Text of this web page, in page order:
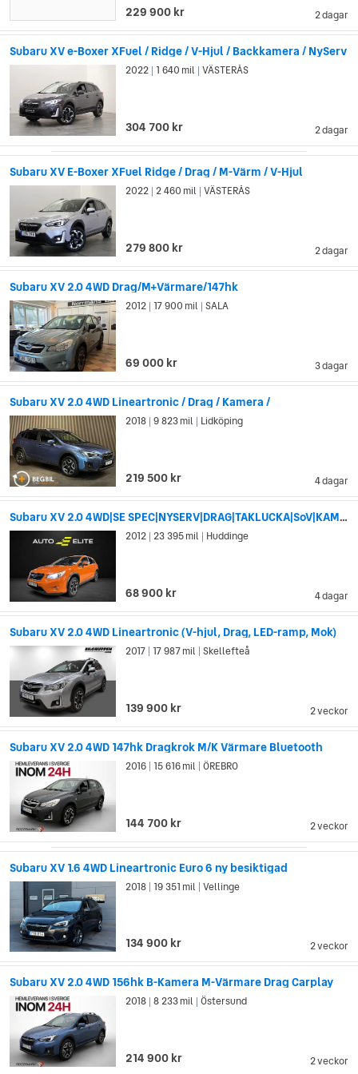
2 dagar
229 900 kr
Subaru XV e-Boxer XFuel / Ridge / V-Hjul / Backkamera / NyServ
2 dagar
2022 1 640 mil VÄSTERÅS
304 700 kr
Subaru XV E-Boxer XFuel Ridge / Drag / M-Värm / V-Hjul
2 dagar
2022 2 460 mil VÄSTERÅS
279 800 kr
Subaru XV 2.0 4WD Drag/M+Värmare/147hk
3 dagar
2012 17 900 mil SALA
69 000 kr
Subaru XV 2.0 4WD Lineartronic / Drag / Kamera /
4 dagar
2018 9 823 mil Lidköping
219 500 kr
Subaru XV 2.0 4WD|SE SPEC|NYSERV|DRAG|TAKLUCKA|SoV|KAMERA|KEYLESS
4 dagar
2012 23 395 mil Huddinge
68 900 kr
Subaru XV 2.0 4WD Lineartronic (V-hjul, Drag, LED-ramp, Mok)
2 veckor
2017 17 987 mil Skellefteå
139 900 kr
Subaru XV 2.0 4WD 147hk Dragkrok M/K Värmare Bluetooth
2 veckor
2016 15 616 mil ÖREBRO
144 700 kr
Subaru XV 1.6 4WD Lineartronic Euro 6 ny besiktigad
2 veckor
2018 19 351 mil Vellinge
134 900 kr
Subaru XV 2.0 4WD 156hk B-Kamera M-Värmare Drag Carplay
2 veckor
2018 8 233 mil Östersund
214 900 kr